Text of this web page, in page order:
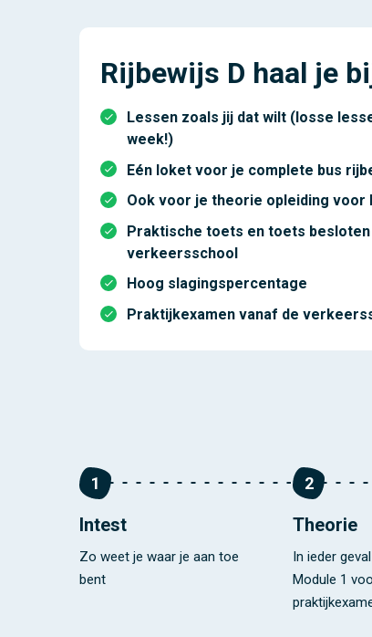
Rijbewijs D haal je
Lessen zoals jij dat wilt (losse
week!)
Eén loket voor je complete bus
Ook voor je theorie opleiding voor
Praktische toets en toets
verkeersschool
Hoog slagingspercentage
Praktijkexamen vanaf de
1
Intest
Zo weet je waar je aan toe
bent
2
Theorie
In ieder
Module 1